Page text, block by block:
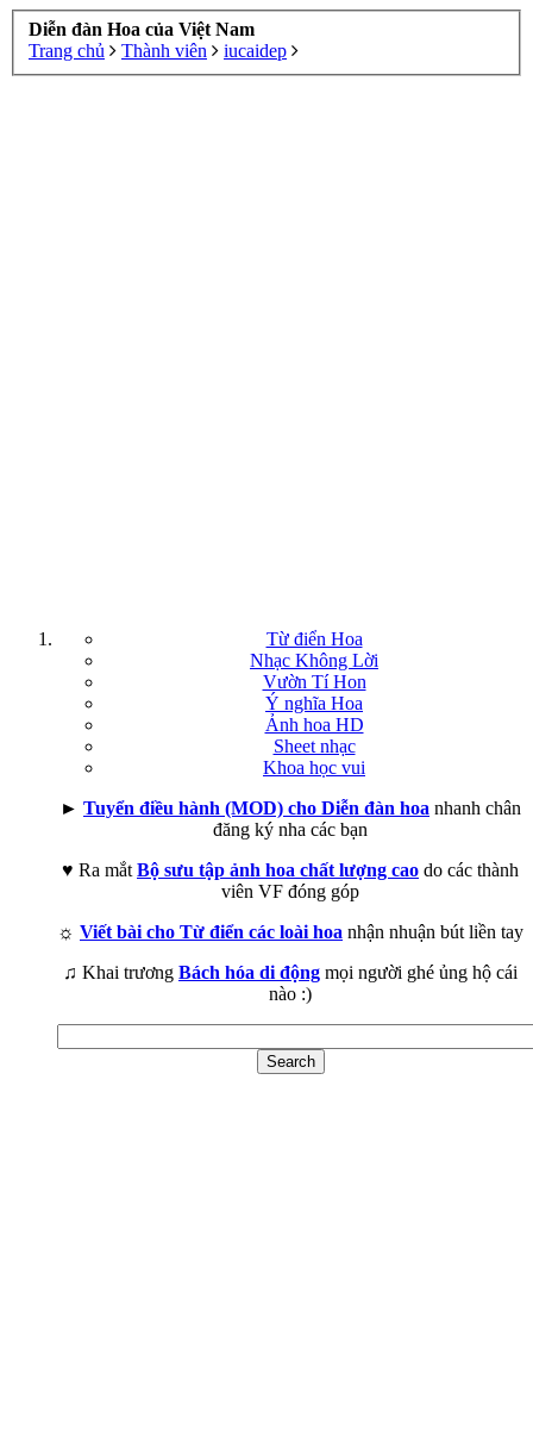
Diễn đàn Hoa của Việt Nam
Trang chủ
Thành viên iucaidep
Từ điển Hoa
Nhạc Không Lời
Vườn Tí Hon
Ý nghĩa Hoa
Ảnh hoa HD
Sheet nhạc
Khoa học vui
► Tuyển điều hành (MOD) cho Diễn đàn hoa nhanh chân
đăng ký nha các bạn
♥ Ra mắt Bộ sưu tập ảnh hoa chất lượng cao do các thành
viên VF đóng góp
☼ Viết bài cho Từ điển các loài hoa nhận nhuận bút liền tay
♫ Khai trương Bách hóa di động mọi người ghé ủng hộ cái
nào :)